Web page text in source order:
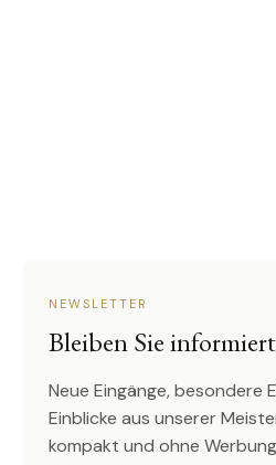
NEWSLETTER
Bleiben Sie
Neue Eingänge, besondere
Einblicke aus unserer
kompakt und ohne